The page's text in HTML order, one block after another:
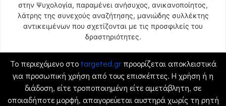
στην Ψυχολογία, παραμένει ανήσυχος, ανικανοποίητος,
λάτρης της συνεχούς αναζήτησης, μανιώδης συλλέκτης
αντικειμένων που σχετίζονται με τις προσφιλείς του
δραστηριότητες.
Το περιεχόμενο στο targeted.grπροορίζεται αποκλειστικά
για προσωπική χρήση από τους επισκέπτες. Η χρήση ή η
διάδοση, είτε τροποποιημένη είτε αμετάβλητη, σε
οποιαδήποτε μορφή, απαγορεύεται αυστηρά χωρίς τη ρητή